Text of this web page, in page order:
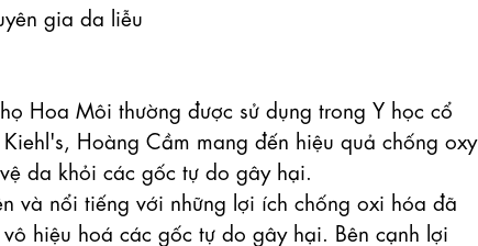
gia da liễu
Hoa Môi thường được sử dụng trong Y học cổ
Hoàng Cầm mang đến hiệu quả chống oxy
da khỏi các gốc tự do gây hại.
và nổi tiếng với những lợi ích chống oxi hóa đã
hiệu hoá các gốc tự do gây hại. Bên cạnh lợi